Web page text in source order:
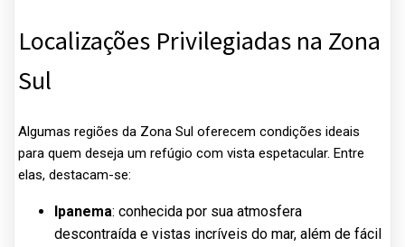
Localizações Privilegiadas na Zona
Sul
Algumas regiões da Zona Sul oferecem condições ideais
para quem deseja um refúgio com vista espetacular. Entre
elas, destacam-se:
Ipanema: conhecida por sua atmosfera
descontraída e vistas incríveis do mar, além de fácil